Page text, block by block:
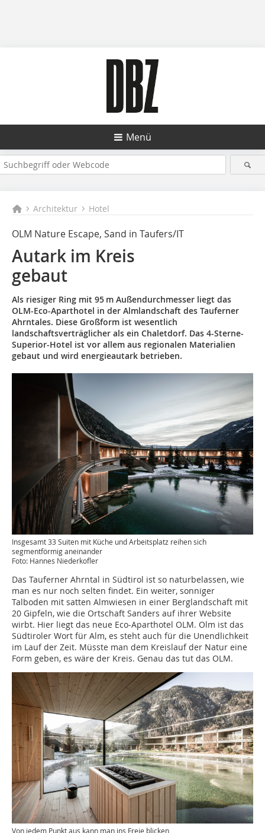
Menü
Architektur Hotel
OLM Nature Escape, Sand in Taufers/IT
Autark im Kreis
gebaut
Als riesiger Ring mit 95 m Außendurchmesser liegt das
OLM-Eco-Aparthotel in der Almlandschaft des Tauferner
Ahrn­tales. Diese Großform ist wesentlich
landschaftsverträglicher als ein Chalet­dorf. Das 4-Sterne-
Superior-Hotel ist vor allem aus regionalen Materialien
gebaut und wird energieautark betrieben.
Insgesamt 33 Suiten mit Küche und Arbeitsplatz reihen sich
segmentförmig aneinander
Foto: Hannes Niederkofler
Das Tauferner Ahrntal in Südtirol ist so naturbelassen, wie
man es nur noch selten findet. Ein weiter, sonniger
Talboden mit satten Almwiesen in einer Berglandschaft mit
20 Gipfeln, wie die Ortschaft Sanders auf ihrer Website
wirbt. Hier liegt das neue Eco-Aparthotel OLM. Olm ist das
Südtiroler Wort für Alm, es steht auch für die Unendlichkeit
im Lauf der Zeit. Müsste man dem Kreislauf der Natur eine
Form geben, es wäre der Kreis. Genau das tut das OLM.
Von jedem Punkt aus kann man ins Freie blicken